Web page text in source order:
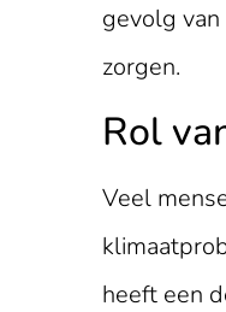
gevolg
zorgen.
Rol
Veel
heeft een